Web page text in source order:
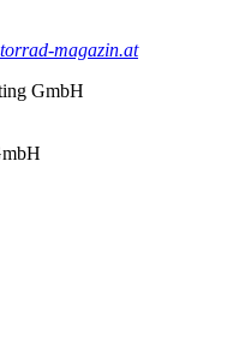
magazin.at
GmbH